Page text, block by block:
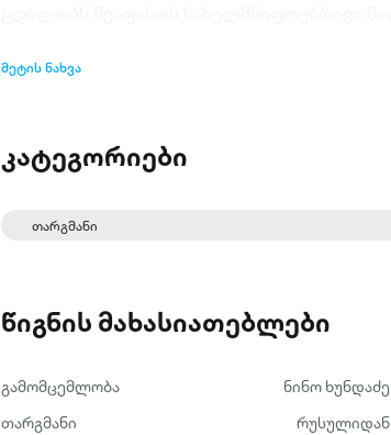
მეტის ნახვა
კატეგორიები
თარგმანი
წიგნის მახასიათებლები
გამომცემლობა
ნინო ხუნდაძე
თარგმანი
რუსულიდან